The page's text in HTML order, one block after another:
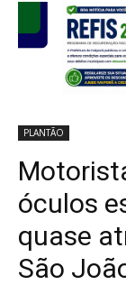
PLANTÃO
óculos
quase
São